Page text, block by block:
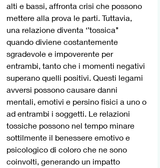
alti e bassi, affronta crisi che possono
mettere alla prova le parti. Tuttavia,
una relazione diventa ‘’tossica’’
quando diviene costantemente
sgradevole e impoverente per
entrambi, tanto che i momenti negativi
superano quelli positivi. Questi legami
avversi possono causare danni
mentali, emotivi e persino fisici a uno o
ad entrambi i soggetti. Le relazioni
tossiche possono nel tempo minare
sottilmente il benessere emotivo e
psicologico di coloro che ne sono
coinvolti, generando un impatto